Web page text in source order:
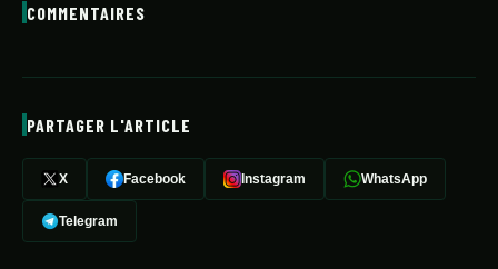
COMMENTAIRES
PARTAGER L'ARTICLE
X Facebook Instagram WhatsApp
Telegram